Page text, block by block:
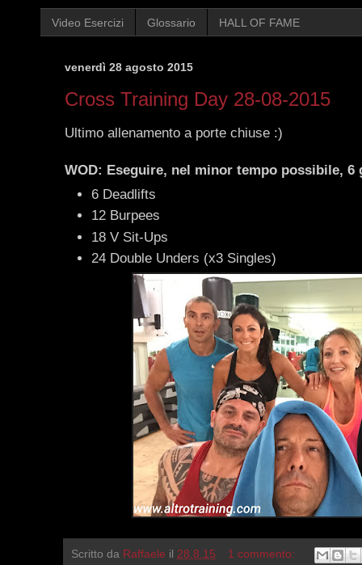
Video Esercizi Glossario HALL OF FAME
venerdì 28 agosto 2015
Cross Training Day 28-08-2015
Ultimo allenamento a porte chiuse :)
WOD: Eseguire, nel minor tempo possibile,
6 Deadlifts
12 Burpees
18 V Sit-Ups
24 Double Unders (x3 Singles)
Scritto da Raffaele il 28.8.15
1 commento: